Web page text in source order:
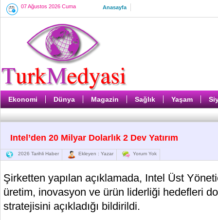
07 Ağustos 2026 Cuma Anasayfa
Ekonomi Dünya Magazin Sağlık Yaşam
Intel’den 20 Milyar Dolarlık 2 Dev Yatırım
2026 Tarihli Haber Ekleyen : Yazar Yorum Yok
Şirketten yapılan açıklamada, Intel Üst
üretim, inovasyon ve ürün liderliği hedefleri
stratejisini açıkladığı bildirildi.